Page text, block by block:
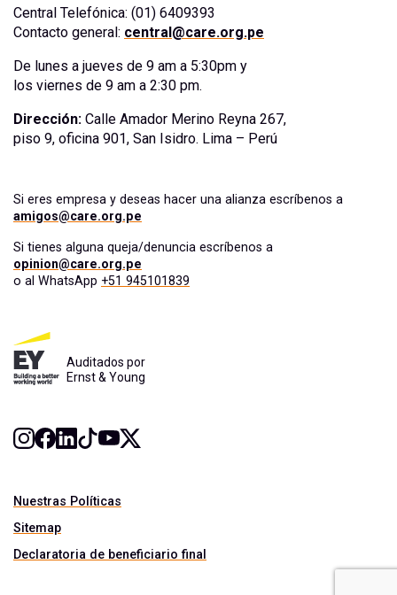
Central Telefónica: (01) 6409393
Contacto general: central@care.org.pe
De lunes a jueves de 9 am a 5:30pm y
los viernes de 9 am a 2:30 pm.
Dirección: Calle Amador Merino Reyna 267,
piso 9, oficina 901, San Isidro. Lima – Perú
Si eres empresa y deseas hacer una alianza escríbenos a
amigos@care.org.pe
Si tienes alguna queja/denuncia escríbenos a
opinion@care.org.pe
o al WhatsApp +51 945101839
Auditados por
Ernst & Young
Nuestras Políticas
Sitemap
Declaratoria de beneficiario final